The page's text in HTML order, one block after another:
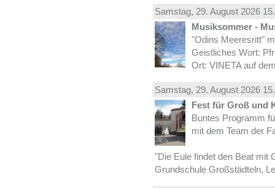
Samstag, 29. August 2026
Musiksommer -
"Odins Meeresritt"
Geistliches Wort:
Ort: VINETA auf
Samstag, 29. August 2026
Fest für Groß und
Buntes Programm
mit dem Team der
"Die Eule findet den Beat mit
Grundschule Großstädteln,